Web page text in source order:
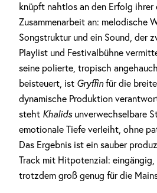
knüpft nahtlos an den Erfolg ihrer
Zusammenarbeit an: melodische
Songstruktur und ein Sound, der
Playlist und Festivalbühne
seine polierte, tropisch
beisteuert, ist Gryffinfür die
dynamische Produktion
steht Khalids unverwechselbare
emotionale Tiefe verleiht, ohne
Das Ergebnis ist ein sauber
Track mit Hitpotenzial:
trotzdem groß genug für die